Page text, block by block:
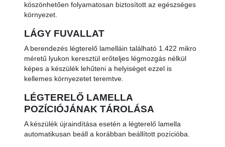
köszönhetően folyamatosan biztosított az egészséges
környezet.
LÁGY FUVALLAT
A berendezés légterelő lamelláin található 1.422 mikro
méretű lyukon keresztül erőteljes légmozgás nélkül
képes a készülék lehűteni a helyiséget ezzel is
kellemes környezetet teremtve.
LÉGTERELŐ LAMELLA
POZÍCIÓJÁNAK TÁROLÁSA
A készülék újraindítása esetén a légterelő lamella
automatikusan beáll a korábban beállított pozícióba.